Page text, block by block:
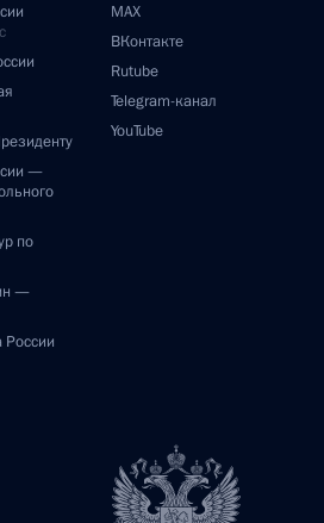
—
по
—
MAX
ВКонтакте
Rutube
Telegram-канал
YouTube